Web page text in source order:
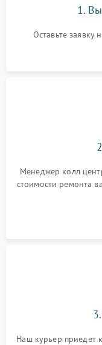
1.
Оставьте заявку
Менеджер колл
стоимости ремонта
Наш курьер приедет